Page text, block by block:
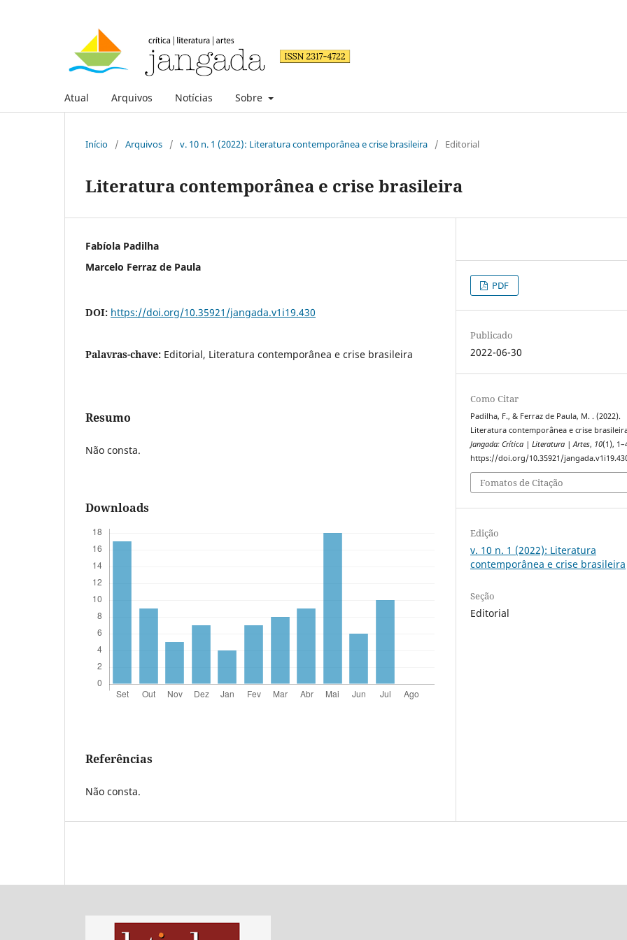
Atual Arquivos Notícias Sobre
Início / Arquivos / v. 10 n. 1 (2022): Literatura contemporânea e crise brasileira / Editorial
Literatura contemporânea e crise brasileira
Fabíola Padilha
Marcelo Ferraz de Paula
DOI: https://doi.org/10.35921/jangada.v1i19.430
Palavras-chave: Editorial, Literatura contemporânea e crise brasileira
Resumo
Não consta.
Downloads
Referências
Não consta.
PDF
Publicado
2022-06-30
Como Citar
Padilha, F., & Ferraz de Paula, M. . (2022).
Literatura contemporânea e crise
Jangada: Crítica | Literatura | Artes, 10(1),
https://doi.org/10.35921/
Fomatos de Citação
Edição
v. 10 n. 1 (2022): Literatura
contemporânea e crise brasileira
Seção
Editorial